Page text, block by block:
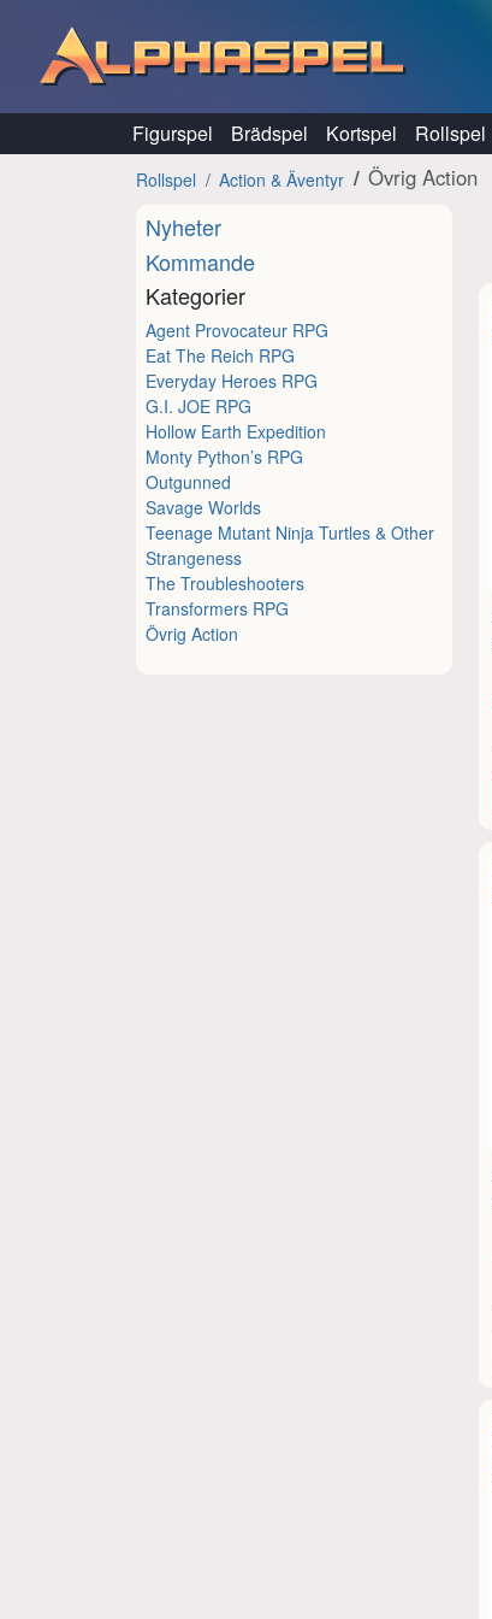
Figurspel Brädspel Kortspel Rollspel
Rollspel Action & Äventyr Övrig Action
Nyheter
Kommande
Kategorier
Agent Provocateur RPG
Eat The Reich RPG
Everyday Heroes RPG
G.I. JOE RPG
Hollow Earth Expedition
Monty Python’s RPG
Outgunned
Savage Worlds
Teenage Mutant Ninja Turtles & Other
Strangeness
The Troubleshooters
Transformers RPG
Övrig Action